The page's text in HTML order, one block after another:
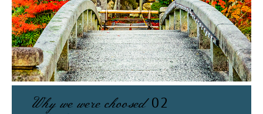
Why we were choosed 02